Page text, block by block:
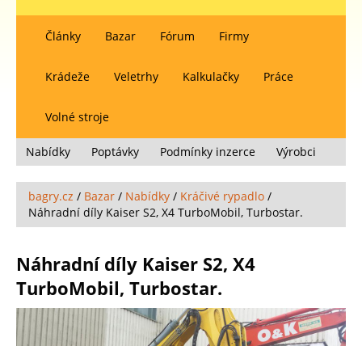
Články Bazar Fórum Firmy
Krádeže Veletrhy Kalkulačky Práce
Volné stroje
Nabídky Poptávky Podmínky inzerce Výrobci
bagry.cz / Bazar / Nabídky / Kráčivé rypadlo /
Náhradní díly Kaiser S2, X4 TurboMobil, Turbostar.
Náhradní díly Kaiser S2, X4
TurboMobil, Turbostar.